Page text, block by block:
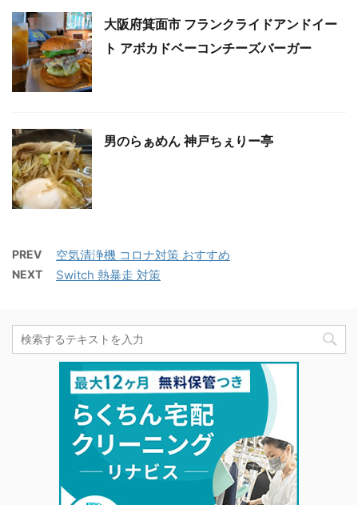
大阪府箕面市 フランクライドアンドイー
ト アボカドベーコンチーズバーガー
男のらぁめん 神戸ちぇりー亭
PREV 空気清浄機 コロナ対策 おすすめ
NEXT Switch 熱暴走 対策